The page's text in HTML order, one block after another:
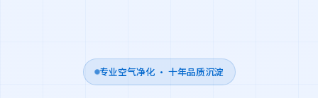
专业空气净化 · 十年品质沉淀